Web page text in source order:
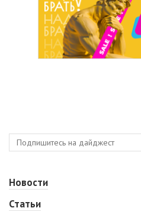
Новости
Статьи